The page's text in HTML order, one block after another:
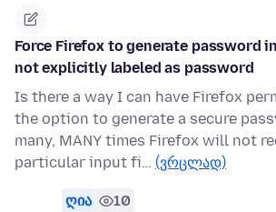
Force Firefox to generate password
not explicitly labeled as password
Is there a way I can have Firefox
the option to generate a secure
many, MANY times Firefox will not
particular input fi… (ვრცლად)
ღია 10